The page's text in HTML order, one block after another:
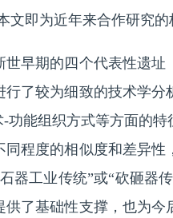
即为近年来合作研究的
期的四个代表性遗址
了较为细致的技术学分
能组织方式等方面的
程度的相似度和差异性
器工业传统”或“砍砸器
了基础性支撑，也为今